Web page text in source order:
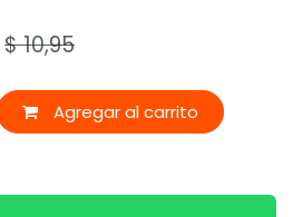
$10,95
Agregar al carrito